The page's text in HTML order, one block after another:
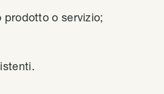
o servizio;